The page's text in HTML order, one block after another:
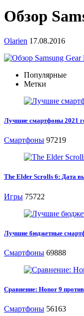
Обзор
Olarien 17.08.2016
Популярные
Метки
Лучшие смартфоны 2021
Смартфоны 97219
The Elder Scrolls 6: Дата
Игры 75722
Лучшие бюджетные
Смартфоны 69888
Сравнение: Honor 9
Смартфоны 56163